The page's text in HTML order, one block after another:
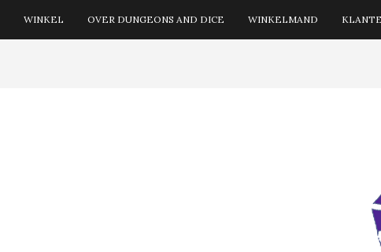
WINKEL OVER DUNGEONS AND DICE WINKELMAND